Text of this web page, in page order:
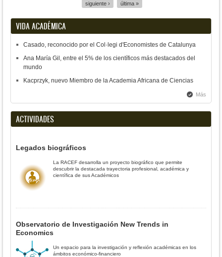
siguiente ›
última »
VIDA ACADÉMICA
Casado, reconocido por el Col·legi d'Economistes de Catalunya
Ana María Gil, entre el 5% de los científicos más destacados del
mundo
Kacprzyk, nuevo Miembro de la Academia Africana de Ciencias
Más
ACTIVIDADES
Legados biográficos
La RACEF desarrolla un proyecto biográfico que permite
descubrir la destacada trayectoria profesional, académica y
científica de sus Académicos
Observatorio de Investigación New Trends in
Economics
Un espacio para la investigación y reflexión académicas en los
ámbitos económico-financiero